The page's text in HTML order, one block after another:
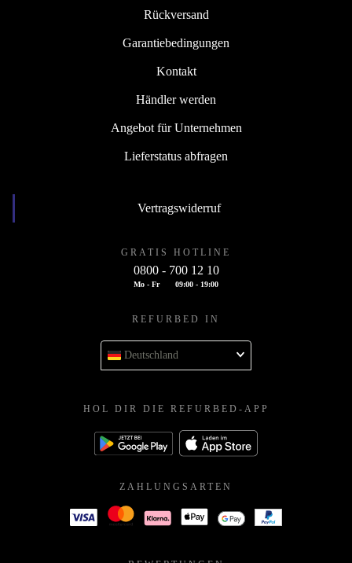
Rückversand
Garantiebedingungen
Kontakt
Händler werden
Angebot für Unternehmen
Lieferstatus abfragen
Vertragswiderruf
GRATIS HOTLINE
0800 - 700 12 10
Mo - Fr 09:00 - 19:00
REFURBED IN
Deutschland
HOL DIR DIE REFURBED-APP
ZAHLUNGSARTEN